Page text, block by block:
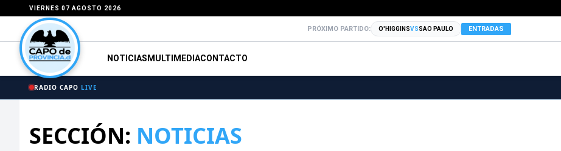
VIERNES 07 AGOSTO 2026
PRÓXIMO PARTIDO: O'HIGGINSVSSAO PAULO ENTRADAS
NOTICIAS MULTIMEDIACONTACTO
RADIO CAPO LIVE
SECCIÓN: NOTICIAS